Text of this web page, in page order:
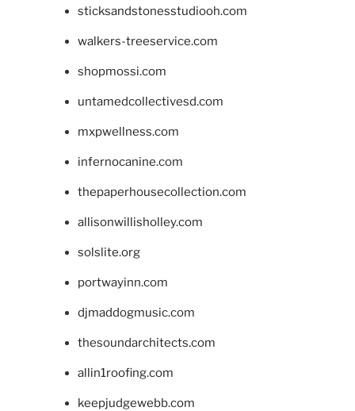
sticksandstonesstudiooh.com
walkers-treeservice.com
shopmossi.com
untamedcollectivesd.com
mxpwellness.com
infernocanine.com
thepaperhousecollection.com
allisonwillisholley.com
solslite.org
portwayinn.com
djmaddogmusic.com
thesoundarchitects.com
allin1roofing.com
keepjudgewebb.com